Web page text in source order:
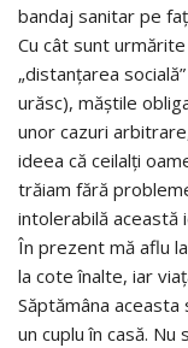
bandaj sanitar pe
Cu cât sunt
„distanțarea
urăsc), măștile
unor cazuri
ideea că ceilalți
trăiam fără
intolerabilă această
În prezent mă aflu
la cote înalte, iar
Săptămâna
un cuplu în casă.